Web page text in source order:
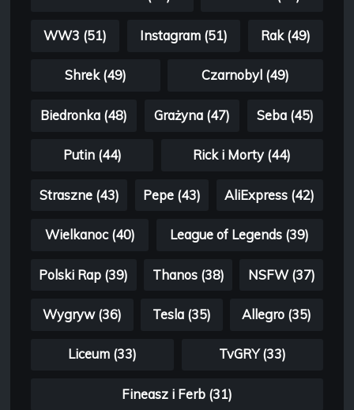
WW3 (51) Instagram (51) Rak (49)
Shrek (49) Czarnobyl (49)
Biedronka (48) Grażyna (47) Seba (45)
Putin (44) Rick i Morty (44)
Straszne (43) Pepe (43) AliExpress (42)
Wielkanoc (40) League of Legends (39)
Polski Rap (39) Thanos (38) NSFW (37)
Wygryw (36) Tesla (35) Allegro (35)
Liceum (33) TvGRY (33)
Fineasz i Ferb (31)